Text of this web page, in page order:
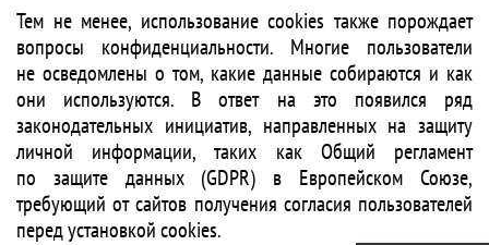
Тем не менее, использование cookies также порождает
вопросы конфиденциальности. Многие пользователи
не осведомлены о том, какие данные собираются и как
они используются. В ответ на это появился ряд
законодательных инициатив, направленных на защиту
личной информации, таких как Общий регламент
по защите данных (GDPR) в Европейском Союзе,
требующий от сайтов получения согласия пользователей
перед установкой cookies.